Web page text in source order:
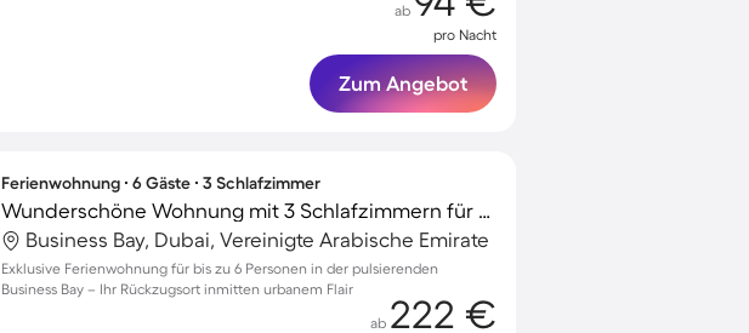
ab
pro Nacht
Zum Angebot
Ferienwohnung ∙ 6 Gäste ∙ 3 Schlafzimmer
Wunderschöne Wohnung mit 3 Schlafzimmern für 6 Personen
Business Bay, Dubai, Vereinigte Arabische Emirate
Exklusive Ferienwohnung für bis zu 6 Personen in der pulsierenden
Business Bay – Ihr Rückzugsort inmitten urbanem Flair
ab 222 €